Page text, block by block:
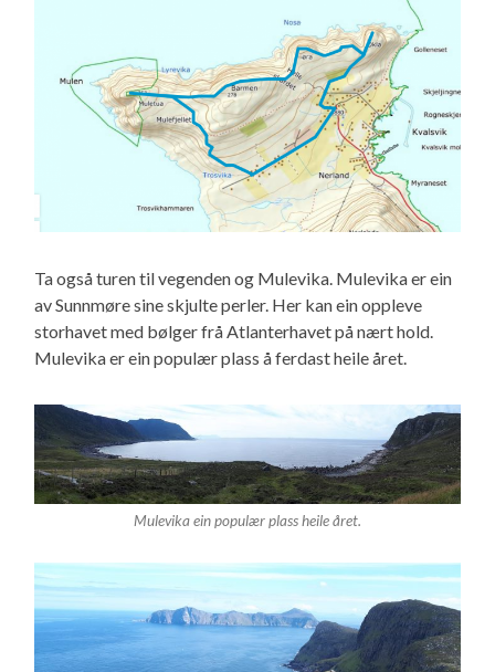
Ta også turen til vegenden og Mulevika. Mulevika er ein
av Sunnmøre sine skjulte perler. Her kan ein oppleve
storhavet med bølger frå Atlanterhavet på nært hold.
Mulevika er ein populær plass å ferdast heile året.
Mulevika ein populær plass heile året.